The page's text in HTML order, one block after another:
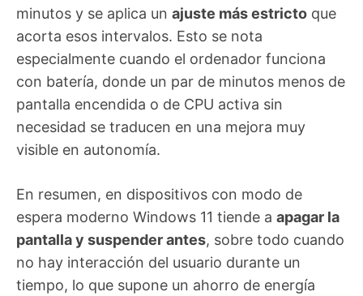
minutos y se aplica un ajuste más estricto que
acorta esos intervalos. Esto se nota
especialmente cuando el ordenador funciona
con batería, donde un par de minutos menos de
pantalla encendida o de CPU activa sin
necesidad se traducen en una mejora muy
visible en autonomía.
En resumen, en dispositivos con modo de
espera moderno Windows 11 tiende a apagar la
pantalla y suspender antes, sobre todo cuando
no hay interacción del usuario durante un
tiempo, lo que supone un ahorro de energía